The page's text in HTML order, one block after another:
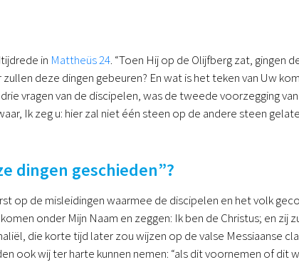
in Mattheüs 24. “Toen Hij op de Olijfberg zat, gingen
deze dingen gebeuren? En wat is het teken van Uw
vragen van de discipelen, was de tweede voorzegging
Ik zeg u: hier zal niet één steen op de andere steen
dingen geschieden”?
op de misleidingen waarmee de discipelen en het volk
onder Mijn Naam en zeggen: Ik ben de Christus; en zij
die korte tijd later zou wijzen op de valse Messiaanse
ook wij ter harte kunnen nemen: “als dit voornemen of dit